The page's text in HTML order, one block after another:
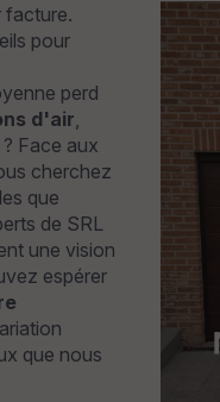
facture.
pour
perd
d'air
Face aux
cherchez
que
de SRL
une vision
espérer
que nous